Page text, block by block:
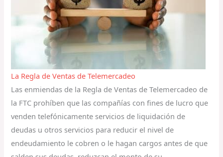
La Regla de Ventas de Telemercadeo
Las enmiendas de la Regla de Ventas de Telemercadeo de
la FTC prohíben que las compañías con fines de lucro que
venden telefónicamente servicios de liquidación de
deudas u otros servicios para reducir el nivel de
endeudamiento le cobren o le hagan cargos antes de que